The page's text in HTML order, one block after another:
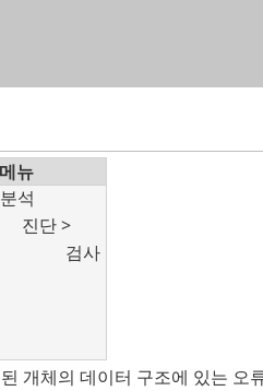
메뉴
분석
진단 >
검사
개체의 데이터 구조에 있는 오